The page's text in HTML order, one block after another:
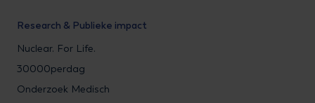
Research & Publieke impact
Nuclear. For Life.
30000perdag
Onderzoek Medisch